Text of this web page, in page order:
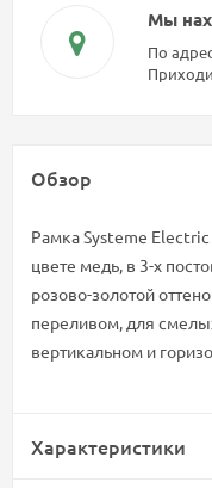
Мы
По
Обзор
Рамка Systeme
цвете медь, в 3-х
розово-золотой
переливом, для
вертикальном и
Характеристики